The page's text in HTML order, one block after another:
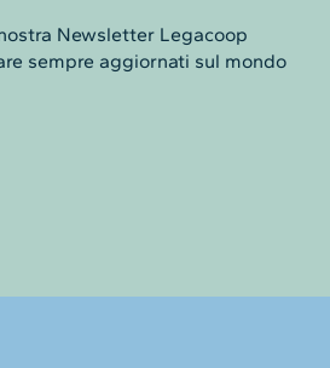
Newsletter Legacoop
sempre aggiornati sul mondo